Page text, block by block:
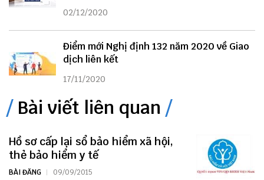
02/12/2020
Điểm mới Nghị định 132 năm 2020 về Giao
dịch liên kết
17/11/2020
Bài viết liên quan
Hồ sơ cấp lại sổ bảo hiểm xã hội,
thẻ bảo hiểm y tế
BÀI ĐĂNG 09/09/2015